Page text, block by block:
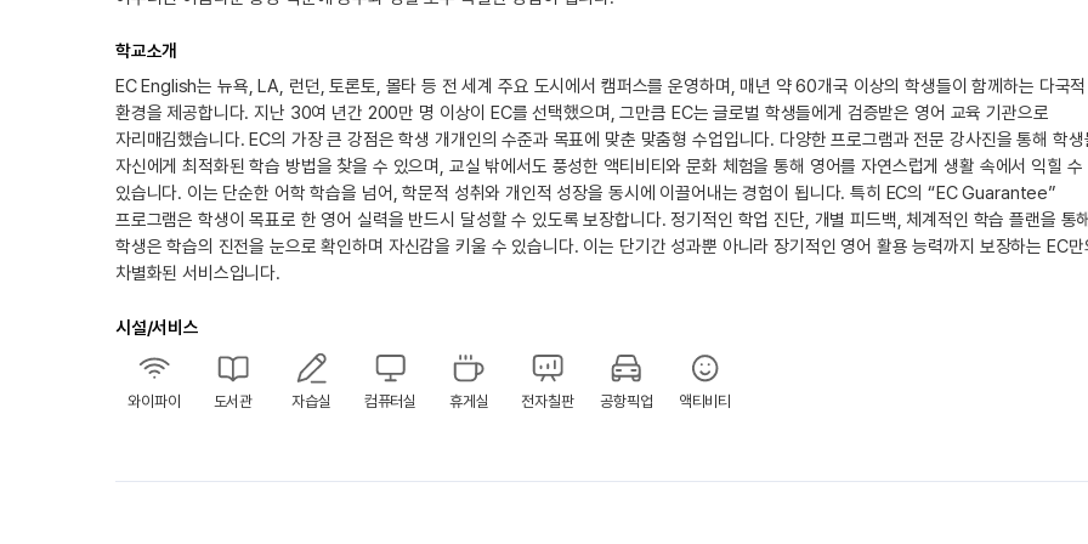
학교소개
EC English는 뉴욕, LA, 런던, 토론토, 몰타 등 전 세계 주요 도시에서 캠퍼스를 운영하며, 매년 약 60개국 이상의 학생들이 함께하는 다국
환경을 제공합니다. 지난 30여 년간 200만 명 이상이 EC를 선택했으며, 그만큼 EC는 글로벌 학생들에게 검증받은 영어 교육 기관으로
자리매김했습니다. EC의 가장 큰 강점은 학생 개개인의 수준과 목표에 맞춘 맞춤형 수업입니다. 다양한 프로그램과 전문 강사진을 통해 학생
자신에게 최적화된 학습 방법을 찾을 수 있으며, 교실 밖에서도 풍성한 액티비티와 문화 체험을 통해 영어를 자연스럽게 생활 속에서 익힐 수
있습니다. 이는 단순한 어학 학습을 넘어, 학문적 성취와 개인적 성장을 동시에 이끌어내는 경험이 됩니다. 특히 EC의 “EC Guarantee”
프로그램은 학생이 목표로 한 영어 실력을 반드시 달성할 수 있도록 보장합니다. 정기적인 학업 진단, 개별 피드백, 체계적인 학습 플랜을 통해
학생은 학습의 진전을 눈으로 확인하며 자신감을 키울 수 있습니다. 이는 단기간 성과뿐 아니라 장기적인 영어 활용 능력까지 보장하는 EC만
차별화된 서비스입니다.
시설/서비스
와이파이 도서관 자습실 컴퓨터실 휴게실 전자칠판 공항픽업 액티비티